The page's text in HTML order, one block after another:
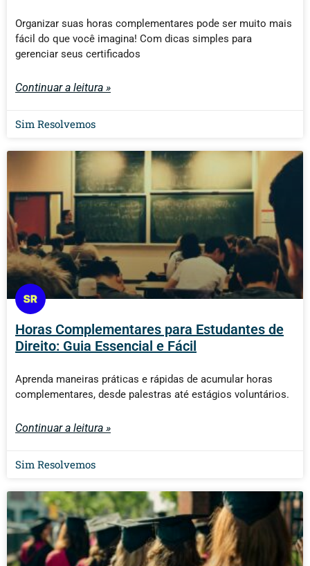
Organizar suas horas complementares pode ser muito mais
fácil do que você imagina! Com dicas simples para
gerenciar seus certificados
Continuar a leitura »
Sim Resolvemos
Horas Complementares para Estudantes de
Direito: Guia Essencial e Fácil
Aprenda maneiras práticas e rápidas de acumular horas
complementares, desde palestras até estágios voluntários.
Continuar a leitura »
Sim Resolvemos